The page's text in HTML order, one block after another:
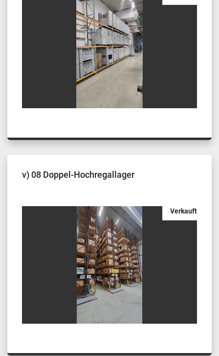
v) 08 Doppel-Hochregallager
Verkauft